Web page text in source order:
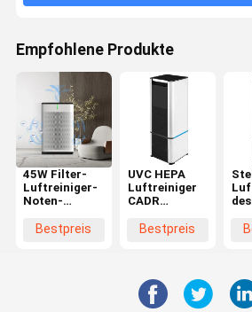
Empfohlene Produkte
45W Filter-
Luftreiniger-
Noten-
desBestpreis
UVC HEPA
Luftreiniger
CADR
Bestpreis